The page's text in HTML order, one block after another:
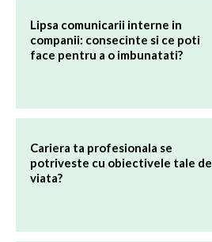
Lipsa comunicarii interne in
companii: consecinte si ce poti
face pentru a o imbunatati?
Cariera ta profesionala se
potriveste cu obiectivele tale de
viata?